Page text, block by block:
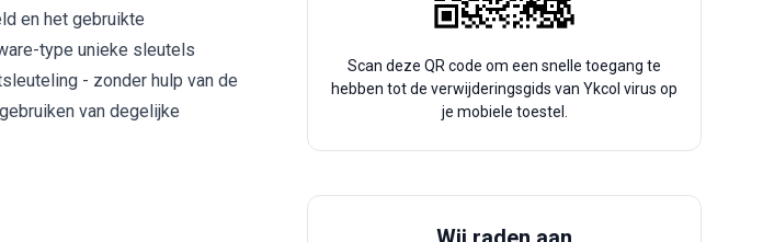
en het gebruikte
type unieke sleutels
- zonder hulp van de
van degelijke
Scan deze QR code om een snelle toegang te
hebben tot de verwijderingsgids van Ykcol virus op
je mobiele toestel.